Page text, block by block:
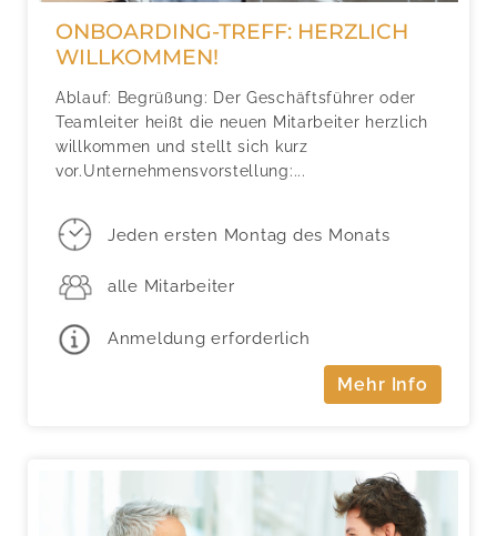
ONBOARDING-TREFF: HERZLICH
WILLKOMMEN!
Ablauf: Begrüßung: Der Geschäftsführer oder
Teamleiter heißt die neuen Mitarbeiter herzlich
willkommen und stellt sich kurz
vor.Unternehmensvorstellung:...
Jeden ersten Montag des Monats
alle Mitarbeiter
Anmeldung erforderlich
Mehr Info